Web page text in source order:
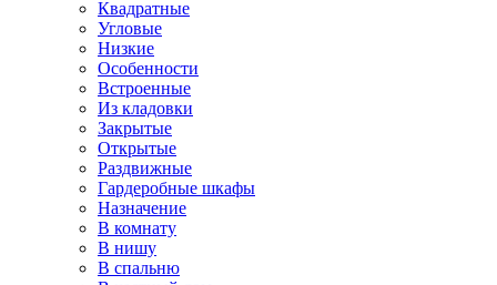
Квадратные
Угловые
Низкие
Особенности
Встроенные
Из кладовки
Закрытые
Открытые
Раздвижные
Гардеробные шкафы
Назначение
В комнату
В нишу
В спальню